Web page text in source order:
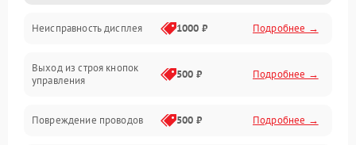
Индикация
Механические повреждения
Неисправность дисплея 1000 ₽ Подробнее →
Выход из строя кнопок
управления
500 ₽ Подробнее →
Повреждение проводов 500 ₽ Подробнее →